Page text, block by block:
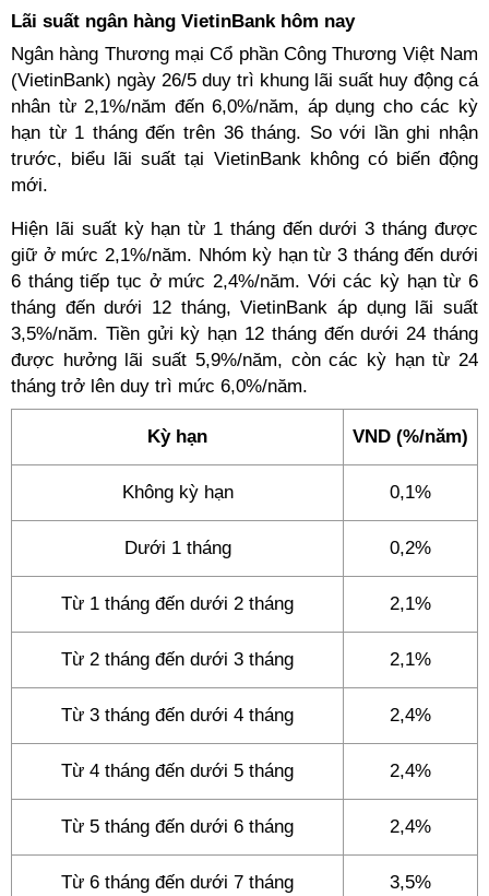
Lãi suất ngân hàng VietinBank hôm nay
Ngân hàng Thương mại Cổ phần Công Thương Việt Nam
(VietinBank) ngày 26/5 duy trì khung lãi suất huy động cá
nhân từ 2,1%/năm đến 6,0%/năm, áp dụng cho các kỳ
hạn từ 1 tháng đến trên 36 tháng. So với lần ghi nhận
trước, biểu lãi suất tại VietinBank không có biến động
mới.
Hiện lãi suất kỳ hạn từ 1 tháng đến dưới 3 tháng được
giữ ở mức 2,1%/năm. Nhóm kỳ hạn từ 3 tháng đến dưới
6 tháng tiếp tục ở mức 2,4%/năm. Với các kỳ hạn từ 6
tháng đến dưới 12 tháng, VietinBank áp dụng lãi suất
3,5%/năm. Tiền gửi kỳ hạn 12 tháng đến dưới 24 tháng
được hưởng lãi suất 5,9%/năm, còn các kỳ hạn từ 24
tháng trở lên duy trì mức 6,0%/năm.
Kỳ hạn VND (%/năm)
Không kỳ hạn 0,1%
Dưới 1 tháng 0,2%
Từ 1 tháng đến dưới 2 tháng 2,1%
Từ 2 tháng đến dưới 3 tháng 2,1%
Từ 3 tháng đến dưới 4 tháng 2,4%
Từ 4 tháng đến dưới 5 tháng 2,4%
Từ 5 tháng đến dưới 6 tháng 2,4%
Từ 6 tháng đến dưới 7 tháng 3,5%